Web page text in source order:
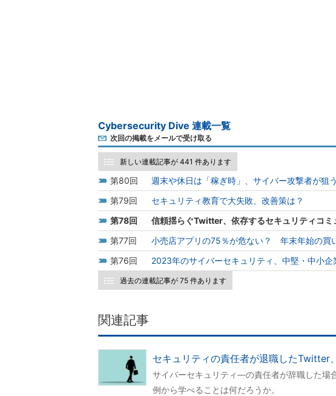
Cybersecurity Dive 連載一覧
次回の掲載をメールで受け取る
新しい連載記事が 441 件あります
80
週末や休日は「稼ぎ時」、サイバー攻撃者が狙
79
セキュリティ教育で大失敗、改善策は？
78
信頼揺らぐTwitter、依存するセキュリティコミ
77
小売店アプリの75％が危ない？ 年末年始の買
76
2023年のサイバーセキュリティ、中堅・中小企
過去の連載記事が 75 件あります
関連記事
セキュリティの責任者が退職したTwitter
サイバーセキュリティ―の責任者が辞職した場
例から学べることは何だろうか。